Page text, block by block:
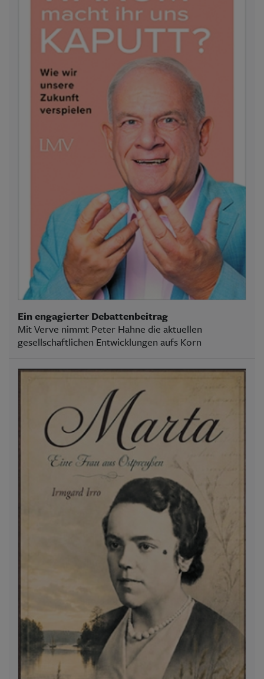
Ein engagierter Debattenbeitrag
Mit Verve nimmt Peter Hahne die aktuellen
gesellschaftlichen Entwicklungen aufs Korn